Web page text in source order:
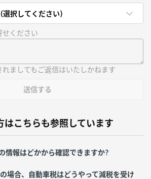
(選択してください)
せください
ましてもご返信はいたしかねます
送信する
はこちらも参照しています
情報はどかから確認できますか?
場合、自動車税はどうやって減税を受け